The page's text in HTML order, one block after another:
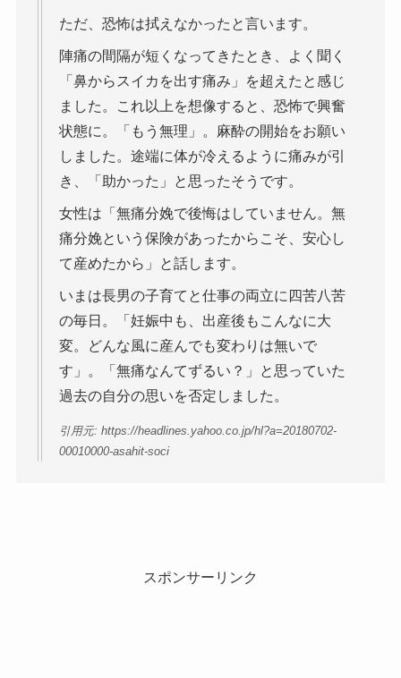
ただ、恐怖は拭えなかったと言います。
陣痛の間隔が短くなってきたとき、よく聞く
「鼻からスイカを出す痛み」を超えたと感じ
ました。これ以上を想像すると、恐怖で興奮
状態に。「もう無理」。麻酔の開始をお願い
しました。途端に体が冷えるように痛みが引
き、「助かった」と思ったそうです。
女性は「無痛分娩で後悔はしていません。無
痛分娩という保険があったからこそ、安心し
て産めたから」と話します。
いまは長男の子育てと仕事の両立に四苦八苦
の毎日。「妊娠中も、出産後もこんなに大
変。どんな風に産んでも変わりは無いで
す」。「無痛なんてずるい？」と思っていた
過去の自分の思いを否定しました。
引用元: https://headlines.yahoo.co.jp/hl?a=20180702-
00010000-asahit-soci
スポンサーリンク